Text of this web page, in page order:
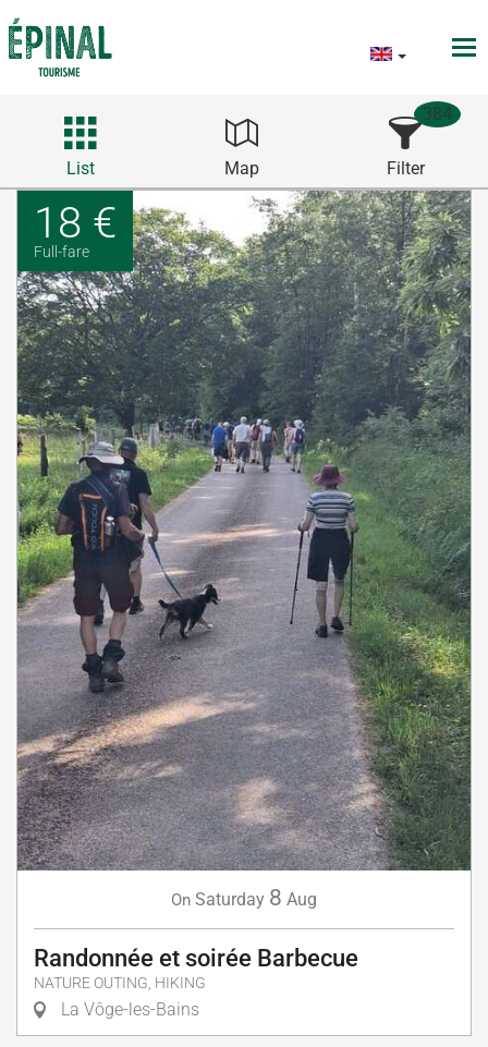
List Map Filter
384
18 €
Full-fare
On Saturday 8 Aug
Randonnée et soirée Barbecue
NATURE OUTING, HIKING
La Vôge-les-Bains